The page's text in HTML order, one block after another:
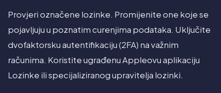
Provjeri označene lozinke. Promijenite one koje se
pojavljuju u poznatim curenjima podataka. Uključite
dvofaktorsku autentifikaciju (2FA) na važnim
računima. Koristite ugrađenu Appleovu aplikaciju
Lozinke ili specijaliziranog upravitelja lozinki.